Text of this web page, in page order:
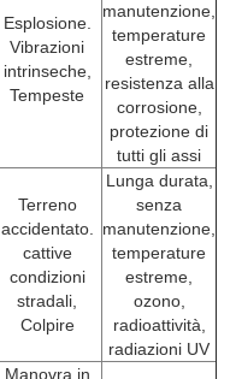
Esplosione.
Vibrazioni
intrinseche,
Tempeste
manutenzione,
temperature
estreme,
resistenza alla
corrosione,
protezione di
tutti gli assi
Terreno
accidentato.
cattive
condizioni
stradali,
Colpire
Lunga durata,
senza
manutenzione,
temperature
estreme,
ozono,
radioattività,
radiazioni UV
Manovra in